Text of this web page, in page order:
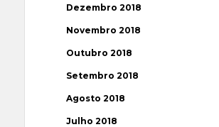
Dezembro 2018
Novembro 2018
Outubro 2018
Setembro 2018
Agosto 2018
Julho 2018